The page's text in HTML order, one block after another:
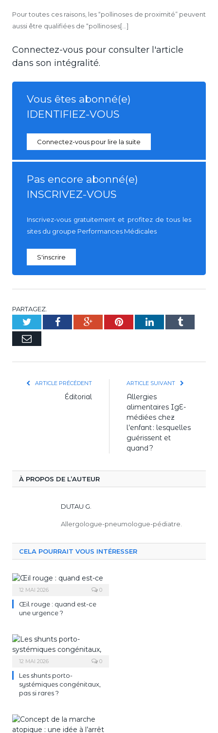
Pour toutes ces raisons, les “pollinoses de proximité” peuvent
aussi être qualifiées de “pollinoses[...]
Connectez-vous pour consulter l'article
dans son intégralité.
Vous êtes abonné(e)
IDENTIFIEZ-VOUS
Connectez-vous pour lire la suite
Pas encore abonné(e)
INSCRIVEZ-VOUS
Inscrivez-vous gratuitement et profitez de tous les
sites du groupe Performances Médicales
S'inscrire
PARTAGEZ.
TwitterFacebookGoogle+PinterestLinkedInTumblr
E-
ARTICLE PRÉCÉDENT
Éditorial
ARTICLE SUIVANT
Allergies
alimentaires IgE-
médiées chez
l’enfant : lesquelles
guérissent et
quand ?
À PROPOS DE L’AUTEUR
DUTAU G.
Allergologue-pneumologue-pédiatre.
CELA POURRAIT VOUS INTÉRESSER
12 MAI 2026 0
Œil rouge : quand est-ce
une urgence ?
12 MAI 2026 0
Les shunts porto-
systémiques congénitaux,
pas si rares ?